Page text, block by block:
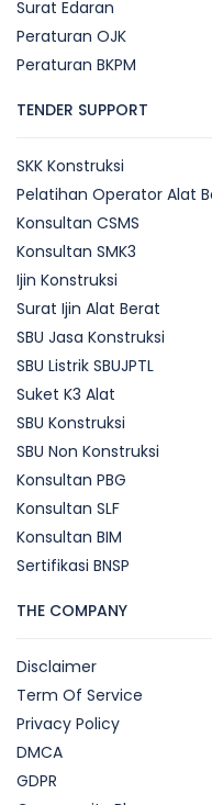
Surat Edaran
Peraturan OJK
Peraturan BKPM
TENDER SUPPORT
SKK Konstruksi
Pelatihan Operator Alat
Konsultan CSMS
Konsultan SMK3
Ijin Konstruksi
Surat Ijin Alat Berat
SBU Jasa Konstruksi
SBU Listrik SBUJPTL
Suket K3 Alat
SBU Konstruksi
SBU Non Konstruksi
Konsultan PBG
Konsultan SLF
Konsultan BIM
Sertifikasi BNSP
THE COMPANY
Disclaimer
Term Of Service
Privacy Policy
DMCA
GDPR